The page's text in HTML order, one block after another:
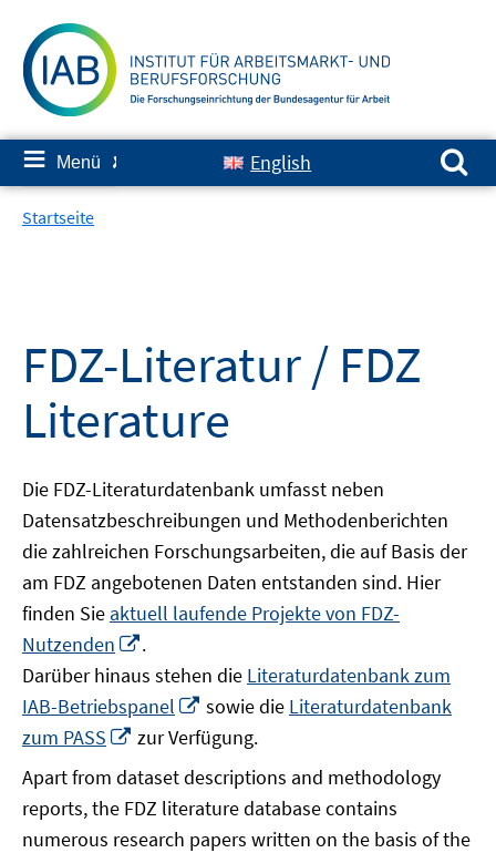
zum
Inhalt
≡ Menü ✘ English
Suchen nach:
Startseite
FDZ-Literatur / FDZ
Literature
Die FDZ-Literaturdatenbank umfasst neben
Datensatzbeschreibungen und Methodenberichten
die zahlreichen Forschungsarbeiten, die auf Basis der
am FDZ angebotenen Daten entstanden sind. Hier
finden Sie aktuell laufende Projekte von FDZ-
Nutzenden
neuem
Fenster
öffnen
.
Darüber hinaus stehen die Literaturdatenbank zum
IAB-Betriebspanel
In
neuem
Fenster
öffnen
sowie die Literaturdatenbank
zum PASS
In
Fenster
öffnen
zur Verfügung.
Apart from dataset descriptions and methodology
reports, the FDZ literature database contains
numerous research papers written on the basis of the